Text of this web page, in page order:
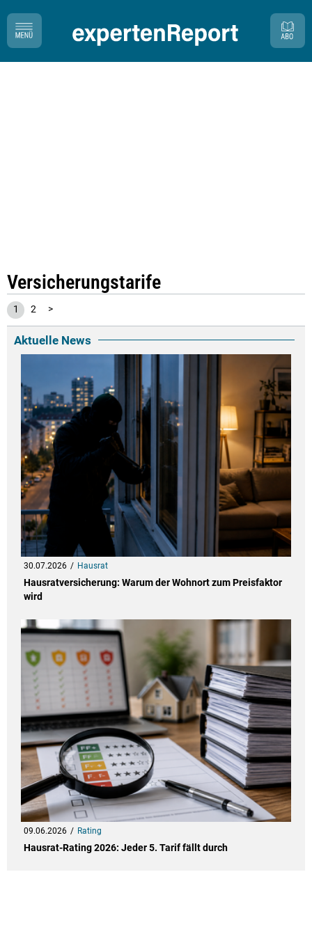
Versicherungstarife
1 2 >
Aktuelle News
30.07.2026 Hausrat
Hausratversicherung: Warum der Wohnort zum Preisfaktor
wird
09.06.2026 Rating
Hausrat-Rating 2026: Jeder 5. Tarif fällt durch